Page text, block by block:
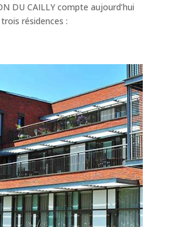
DU CAILLY compte aujourd’hui
trois résidences :